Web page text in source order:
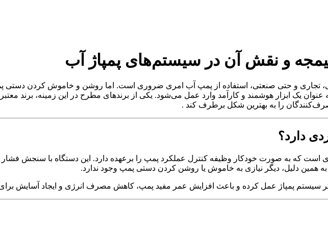
و نقش آن در سیستم‌های پمپاژ آب
تجاری و حتی صنعتی، استفاده از پمپ آب امری ضروری است. اما روشن و خاموش کردن دستی
عنوان یک ابزار هوشمند و کارآمد وارد عمل می‌شود. یکی از برندهای مطرح در این زمینه، برند معتبر
را به بهترین شکل برطرف کند .
دارد؟
است که به صورت خودکار وظیفه کنترل عملکرد پمپ را برعهده دارد. این دستگاه با سنجش فشار
همین دلیل، دیگر نیازی به خاموش یا روشن کردن دستی پمپ وجود ندارد.
سیستم پمپاژ عمل کرده و باعث افزایش عمر مفید پمپ، کاهش مصرف انرژی و ایجاد آسایش